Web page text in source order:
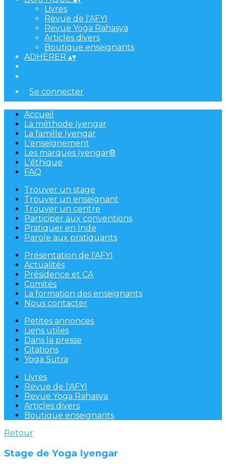
Livres
Revue de l'AFYI
Revue Yoga Rahasya
Articles divers
Boutique enseignants
ADHÉRER ▴▾
Se connecter
Accueil
La méthode Iyengar
La famille Iyengar
L'enseignement
Les marques Iyengar®
L'éthique
FAQ
Trouver un stage
Trouver un enseignant
Trouver un centre
Participer aux conventions
Pratiquer en Inde
Parole aux pratiquants
Présentation de l'AFYI
Actualités
Présidence et CA
Comités
La formation des enseignants
Nous contacter
Petites annonces
Liens utiles
Dans la presse
Citations
Yoga Sutra
Livres
Revue de l'AFYI
Revue Yoga Rahasya
Articles divers
Boutique enseignants
Retour
Stage de Yoga Iyengar